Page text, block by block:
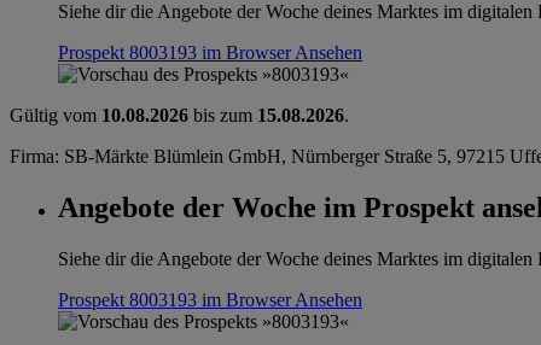
Siehe dir die Angebote der Woche deines Marktes im digitalen
Prospekt 8003193 im BrowserAnsehen
Gültig vom 10.08.2026 bis zum 15.08.2026.
Firma: SB-Märkte Blümlein GmbH, Nürnberger Straße 5, 97215
Angebote der Woche im Prospekt
Siehe dir die Angebote der Woche deines Marktes im digitalen
Prospekt 8003193 im BrowserAnsehen